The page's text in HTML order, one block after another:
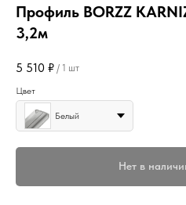
Профиль BORZZ
3,2м
5 510 ₽ / 1 шт
Цвет
Белый
Нет в